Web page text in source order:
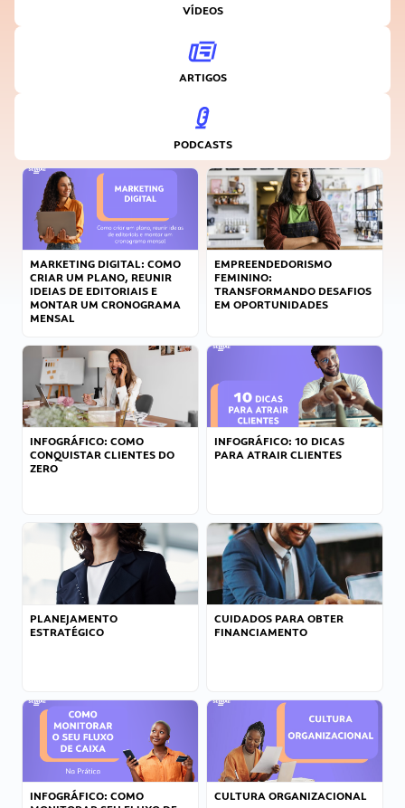
VÍDEOS
ARTIGOS
PODCASTS
MARKETING DIGITAL: COMO
CRIAR UM PLANO, REUNIR
IDEIAS DE EDITORIAIS E
MONTAR UM CRONOGRAMA
MENSAL
EMPREENDEDORISMO
FEMININO:
TRANSFORMANDO DESAFIOS
EM OPORTUNIDADES
INFOGRÁFICO: COMO
CONQUISTAR CLIENTES DO
ZERO
INFOGRÁFICO: 10 DICAS
PARA ATRAIR CLIENTES
PLANEJAMENTO
ESTRATÉGICO
CUIDADOS PARA OBTER
FINANCIAMENTO
INFOGRÁFICO: COMO
CULTURA ORGANIZACIONAL